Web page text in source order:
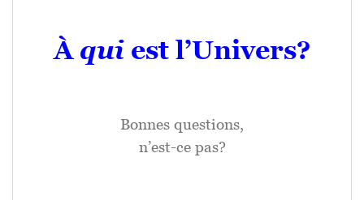
Àqui est l’Univers?
Bonnes questions,
n’est-ce pas?